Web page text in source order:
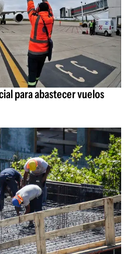
para abastecer vuelos